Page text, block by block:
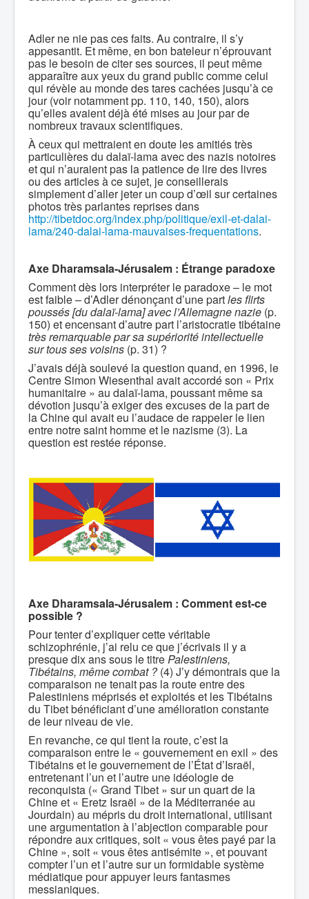
Adler ne nie pas ces faits. Au contraire, il s’y
appesantit. Et même, en bon bateleur n’éprouvant
pas le besoin de citer ses sources, il peut même
apparaître aux yeux du grand public comme celui
qui révèle au monde des tares cachées jusqu’à ce
jour (voir notamment pp. 110, 140, 150), alors
qu’elles avaient déjà été mises au jour par de
nombreux travaux scientifiques.
À ceux qui mettraient en doute les amitiés très
particulières du dalaï-lama avec des nazis notoires
et qui n’auraient pas la patience de lire des livres
ou des articles à ce sujet, je conseillerais
simplement d’aller jeter un coup d’œil sur certaines
photos très parlantes reprises dans
http://tibetdoc.org/index.php/politique/exil-et-dalai-
lama/240-dalai-lama-mauvaises-frequentations.
Axe Dharamsala-Jérusalem : Étrange paradoxe
Comment dès lors interpréter le paradoxe – le mot
est faible – d’Adler dénonçant d’une partles flirts
poussés [du dalaï-lama] avec l’Allemagne nazie (p.
150) et encensant d’autre part l’aristocratie tibétaine
très remarquable par sa supériorité intellectuelle
sur tous ses voisins (p. 31) ?
J’avais déjà soulevé la question quand, en 1996, le
Centre Simon Wiesenthal avait accordé son « Prix
humanitaire » au dalaï-lama, poussant même sa
dévotion jusqu’à exiger des excuses de la part de
la Chine qui avait eu l’audace de rappeler le lien
entre notre saint homme et le nazisme (3). La
question est restée réponse.
Axe Dharamsala-Jérusalem : Comment est-ce
possible ?
Pour tenter d’expliquer cette véritable
schizophrénie, j’ai relu ce que j’écrivais il y a
presque dix ans sous le titrePalestiniens,
Tibétains, même combat ?(4) J’y démontrais que la
comparaison ne tenait pas la route entre des
Palestiniens méprisés et exploités et les Tibétains
du Tibet bénéficiant d’une amélioration constante
de leur niveau de vie.
En revanche, ce qui tient la route, c’est la
comparaison entre le « gouvernement en exil » des
Tibétains et le gouvernement de l’État d’Israël,
entretenant l’un et l’autre une idéologie de
reconquista (« Grand Tibet » sur un quart de la
Chine et « Eretz Israël » de la Méditerranée au
Jourdain) au mépris du droit international, utilisant
une argumentation à l’abjection comparable pour
répondre aux critiques, soit « vous êtes payé par la
Chine », soit « vous êtes antisémite », et pouvant
compter l’un et l’autre sur un formidable système
médiatique pour appuyer leurs fantasmes
messianiques.